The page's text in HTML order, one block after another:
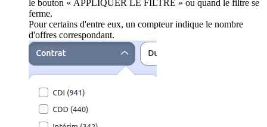
le bouton « APPLIQUER LE FILTRE » ou quand le filtre se
ferme.
Pour certains d'entre eux, un compteur indique le nombre
d'offres correspondant.